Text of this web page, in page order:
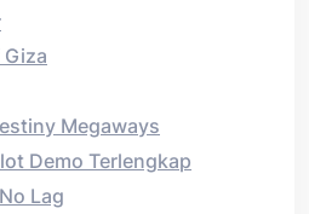
Megaways
Demo Terlengkap
Lag